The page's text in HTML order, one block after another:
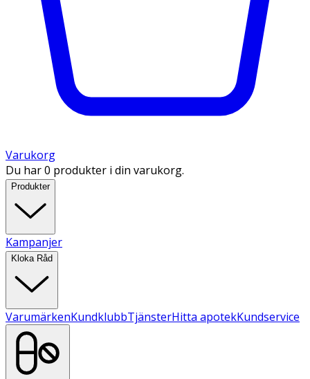
Varukorg
Du har 0 produkter i din varukorg.
Produkter
Kampanjer
Kloka Råd
VarumärkenKundklubbTjänsterHitta apotekKundservice